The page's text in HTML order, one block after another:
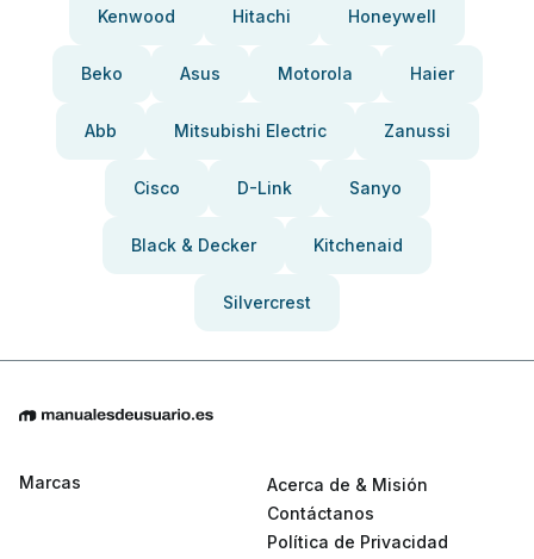
Kenwood Hitachi Honeywell
Beko Asus Motorola Haier
Abb Mitsubishi Electric Zanussi
Cisco D-Link Sanyo
Black & Decker Kitchenaid
Silvercrest
Marcas
Acerca de & Misión
Contáctanos
Política de Privacidad